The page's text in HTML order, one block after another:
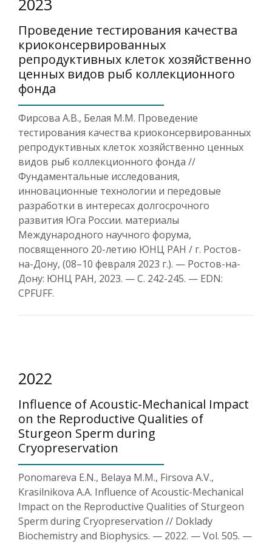
2023
Проведение тестирования качества
криоконсервированных
репродуктивных клеток хозяйственно
ценных видов рыб коллекционного
фонда
Фирсова А.В., Белая М.М. Проведение
тестирования качества криоконсервированных
репродуктивных клеток хозяйственно ценных
видов рыб коллекционного фонда //
Фундаментальные исследования,
инновационные технологии и передовые
разработки в интересах долгосрочного
развития Юга России. материалы
Международного научного форума,
посвященного 20-летию ЮНЦ РАН / г. Ростов-
на-Дону, (08–10 февраля 2023 г.). — Ростов-на-
Дону: ЮНЦ РАН, 2023. — С. 242-245. — EDN:
CPFUFF.
2022
Influence of Acoustic-Mechanical Impact
on the Reproductive Qualities of
Sturgeon Sperm during
Cryopreservation
Ponomareva E.N., Belaya M.M., Firsova A.V.,
Krasilnikova A.A. Influence of Acoustic-Mechanical
Impact on the Reproductive Qualities of Sturgeon
Sperm during Cryopreservation // Doklady
Biochemistry and Biophysics. — 2022. — Vol. 505. —